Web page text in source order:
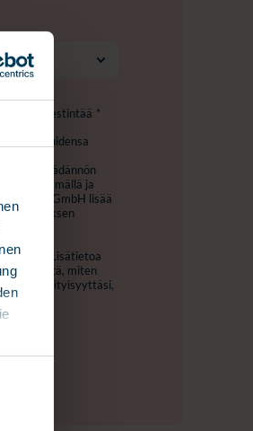
*
palveluidensa
lainsäädännön
! Täyttämällä ja
Group GmbH lisää
yrityksen
Lisätietoa
ja siitä, miten
yksityisyyttäsi,